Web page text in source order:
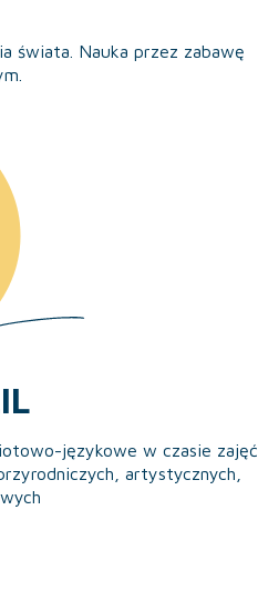
świata. Nauka przez zabawę
językowe w czasie zajęć
artystycznych,